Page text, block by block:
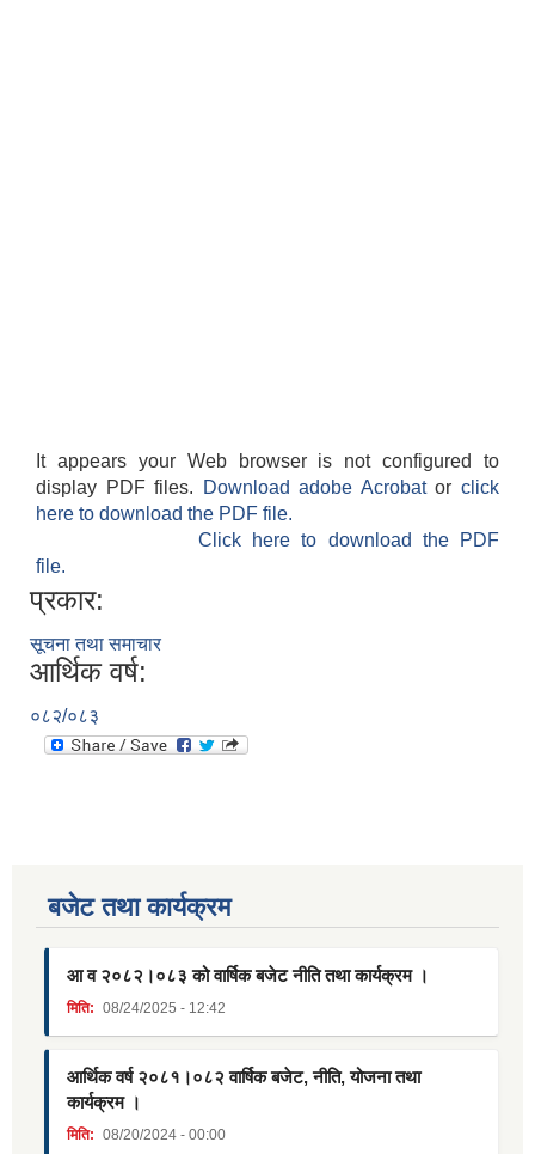
It appears your Web browser is not configured to
display PDF files.
Download adobe Acrobatorclick
here to download the PDF file.
Click here to download the PDF
file.
प्रकार:
सूचना तथा समाचार
आर्थिक वर्ष:
०८२/०८३
बजेट तथा कार्यक्रम
आ व २०८२।०८३ को वार्षिक बजेट नीति तथा कार्यक्रम ।
मिति: 08/24/2025 - 12:42
आर्थिक वर्ष २०८१।०८२ वार्षिक बजेट, नीति, योजना तथा
कार्यक्रम ।
मिति: 08/20/2024 - 00:00